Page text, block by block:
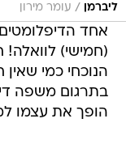
ליברמן / עומר מירון
אחד
(חמישי) לוואלה!
הנוכחי כמי
בתרגום משפה
הופך את עצמו